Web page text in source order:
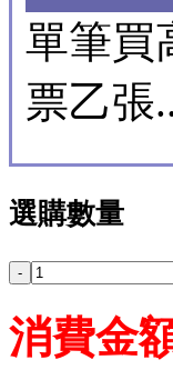
單筆買
票乙張
選購數量
消費金